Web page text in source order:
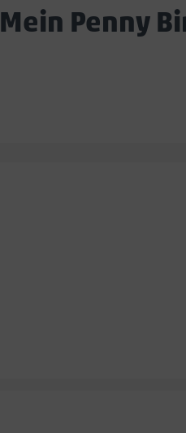
Mein Penny